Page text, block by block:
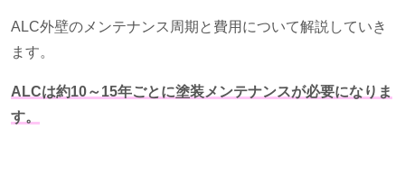
ALC外壁のメンテナンス周期と費用について解説していき
ます。
ALCは約10～15年ごとに塗装メンテナンスが必要になりま
す。